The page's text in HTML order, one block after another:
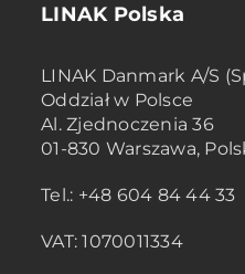
LINAK Polska
LINAK Danmark A/S
Oddział w Polsce
Al. Zjednoczenia 36
01-830 Warszawa,
Tel.: +48 604 84 44 33
VAT: 1070011334